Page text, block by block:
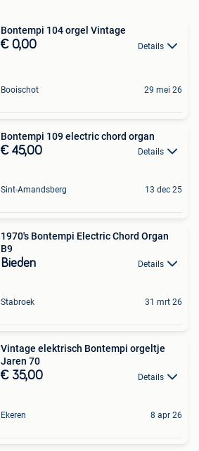
Bontempi 104 orgel Vintage
€ 0,00 Details
Booischot 29 mei 26
Bontempi 109 electric chord organ
€ 45,00 Details
Sint-Amandsberg 13 dec 25
1970's Bontempi Electric Chord Organ
B9
Bieden Details
Stabroek 31 mrt 26
Vintage elektrisch Bontempi orgeltje
Jaren 70
€ 35,00 Details
Ekeren 8 apr 26